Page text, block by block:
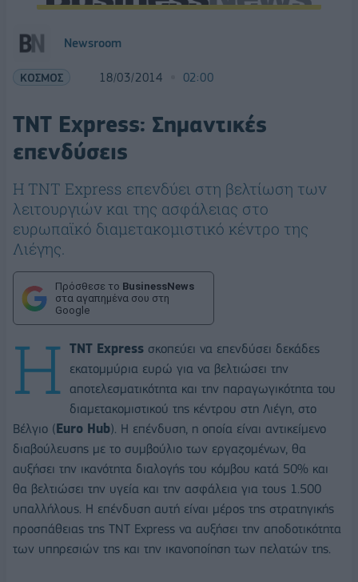
Newsroom
ΚΟΣΜΟΣ 18/03/2014 02:00
TNT Express: Σημαντικές
επενδύσεις
H TNT Express επενδύει στη βελτίωση των
λειτουργιών και της ασφάλειας στο
ευρωπαϊκό διαμετακομιστικό κέντρο της
Λιέγης.
Πρόσθεσε το BusinessNews
στα αγαπημένα σου στη
Google
Η TNT Express σκοπεύει να επενδύσει δεκάδες
εκατομμύρια ευρώ για να βελτιώσει την
αποτελεσματικότητα και την παραγωγικότητα του
διαμετακομιστικού της κέντρου στη Λιέγη, στο
Βέλγιο (Euro Hub). Η επένδυση, η οποία είναι αντικείμενο
διαβούλευσης με το συμβούλιο των εργαζομένων, θα
αυξήσει την ικανότητα διαλογής του κόμβου κατά 50% και
θα βελτιώσει την υγεία και την ασφάλεια για τους 1.500
υπαλλήλους. Η επένδυση αυτή είναι μέρος της στρατηγικής
προσπάθειας της TNT Express να αυξήσει την αποδοτικότητα
των υπηρεσιών της και την ικανοποίηση των πελατών της.